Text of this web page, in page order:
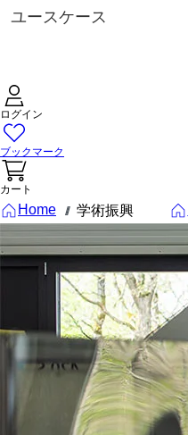
ユースケース
ログイン
ブックマーク
カート
Home /// 学術振興